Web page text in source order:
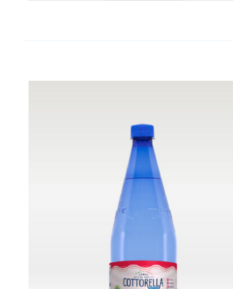
SCELTE
PAGINA
DEL
PRODOTTO